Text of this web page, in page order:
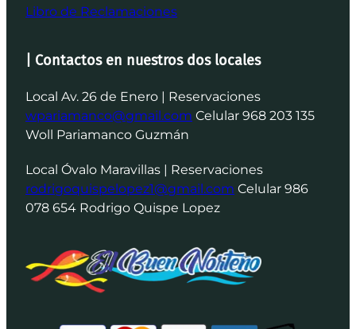
Libro de Reclamaciones
| Contactos en nuestros dos locales
Local Av. 26 de Enero | Reservaciones
wpariamanco@gmail.com Celular 968 203 135
Woll Pariamanco Guzmán
Local Óvalo Maravillas | Reservaciones
rodrigoquispelopez1@gmail.com Celular 986
078 654 Rodrigo Quispe Lopez